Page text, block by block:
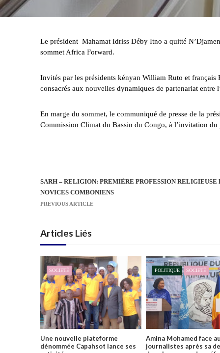
Le président Mahamat Idriss Déby Itno a quitté
sommet Africa Forward.
Invités par les présidents kényan William Ruto et
consacrés aux nouvelles dynamiques de partenariat entre
En marge du sommet, le communiqué de presse de la
Commission Climat du Bassin du Congo, à l’invitation du
N
a
i
g
t
i
o
n
d
e
l
’
SARH – RELIGION: PREMIÈRE PROFESSION RELIGIEUSE
NOVICES COMBONIENS
PREVIOUS ARTICLE
Articles Liés
SOCIETÉ
Une nouvelle plateforme
dénommée Capahsot lance ses
POLITIQUE SOCIETÉ
Amina Mohamed face
journalistes après sa